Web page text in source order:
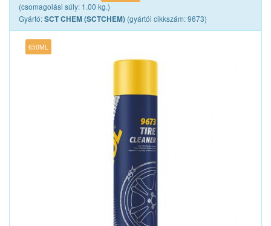
(csomagolási súly: 1.00 kg.)
Gyártó:SCT CHEM (SCTCHEM) (gyártói cikkszám: 9673)
650ML